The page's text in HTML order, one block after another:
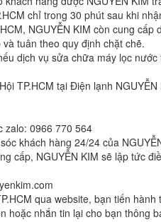
chỉ trong 30 phút sau khi
NGUYỄN KIM còn cung
tuân theo quy định chặt chẽ.
dịch vụ sửa chữa máy lọc
TP.HCM tại Điện lạnh NGUYỄN
zalo: 0966 770 564
khách hàng 24/24 của
cấp, NGUYỄN KIM sẽ lập tức
qua website, bạn tiến
hoặc nhắn tin lại cho bạn